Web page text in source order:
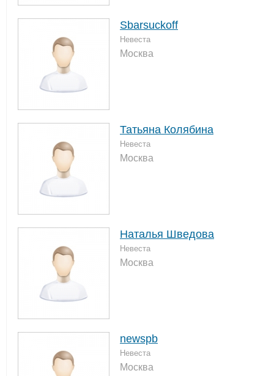
Sbarsuckoff
Невеста
Москва
Татьяна Колябина
Невеста
Москва
Наталья Шведова
Невеста
Москва
newspb
Невеста
Москва